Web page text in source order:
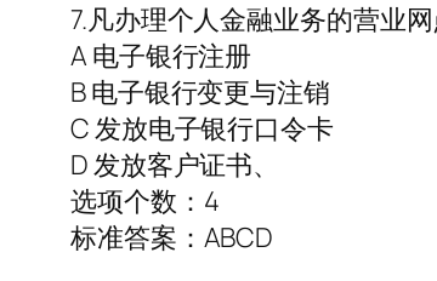
7.凡办理个人金融业务的营业
A 电子银行注册
B 电子银行变更与注销
C 发放电子银行口令卡
D 发放客户证书、
选项个数：4
标准答案：ABCD